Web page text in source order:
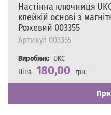
Настінна ключниця
клейкій основі з
Рожевий 003355
Артикул 003355
Виробник: UKC
Ціна 180,00
грн.
Наявність
Є в наявності